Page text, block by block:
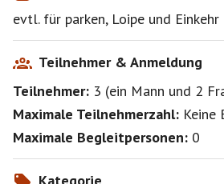
evtl. für parken, Loipe und Einkehr
Teilnehmer & Anmeldung
Teilnehmer: 3 (ein Mann und 2
Maximale Teilnehmerzahl: Keine
Maximale Begleitpersonen: 0